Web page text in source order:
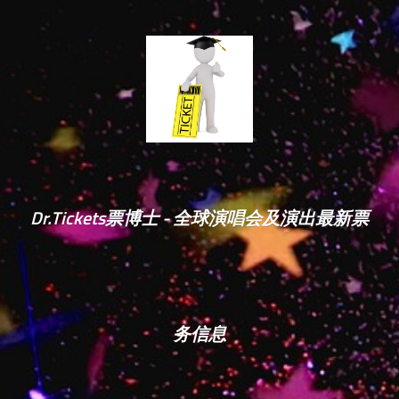
Dr.Tickets票博士 - 全球演唱会及演出最新票
务信息